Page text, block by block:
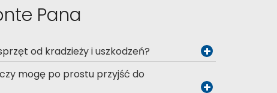
Pana
od kradzieży i uszkodzeń?
mogę po prostu przyjść do